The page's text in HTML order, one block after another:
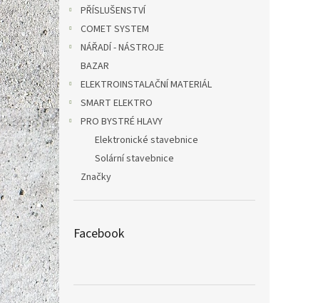
PŘÍSLUŠENSTVÍ
COMET SYSTEM
NÁŘADÍ - NÁSTROJE
BAZAR
ELEKTROINSTALAČNÍ MATERIÁL
SMART ELEKTRO
PRO BYSTRÉ HLAVY
Elektronické stavebnice
Solární stavebnice
Značky
Facebook